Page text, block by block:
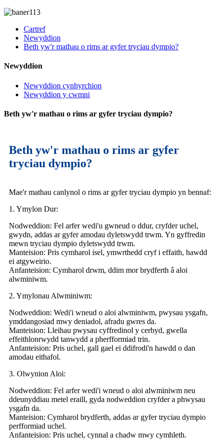
Cartref
Newyddion
Beth yw'r mathau o rims ar gyfer tryciau dympio?
Newyddion
Newyddion cynhyrchion
Newyddion y cwmni
Beth yw'r mathau o rims ar gyfer tryciau dympio?
Beth yw'r mathau o rims ar gyfer
tryciau dympio?
Mae'r mathau canlynol o rims ar gyfer tryciau dympio yn bennaf:
1. Ymylon Dur:
Nodweddion: Fel arfer wedi'u gwneud o ddur, cryfder uchel,
gwydn, addas ar gyfer amodau dyletswydd trwm. Yn gyffredin
mewn tryciau dympio dyletswydd trwm.
Manteision: Pris cymharol isel, ymwrthedd cryf i effaith, hawdd
ei atgyweirio.
Anfanteision: Cymharol drwm, ddim mor brydferth â aloi
alwminiwm.
2. Ymylonau Alwminiwm:
Nodweddion: Wedi'i wneud o aloi alwminiwm, pwysau ysgafn,
ymddangosiad mwy deniadol, afradu gwres da.
Manteision: Lleihau pwysau cyffredinol y cerbyd, gwella
effeithlonrwydd tanwydd a pherfformiad trin.
Anfanteision: Pris uchel, gall gael ei ddifrodi'n hawdd o dan
amodau eithafol.
3. Olwynion Aloi:
Nodweddion: Fel arfer wedi'i wneud o aloi alwminiwm neu
ddeunyddiau metel eraill, gyda nodweddion cryfder a phwysau
ysgafn da.
Manteision: Cymharol brydferth, addas ar gyfer tryciau dympio
perfformiad uchel.
Anfanteision: Pris uchel, cynnal a chadw mwy cymhleth.